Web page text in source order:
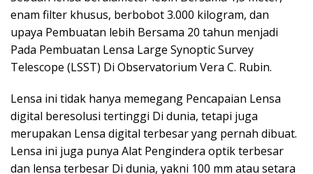
enam filter khusus, berbobot 3.000 kilogram, dan
upaya Pembuatan lebih Bersama 20 tahun menjadi
Pada Pembuatan Lensa Large Synoptic Survey
Telescope (LSST) Di Observatorium Vera C. Rubin.
Lensa ini tidak hanya memegang Pencapaian Lensa
digital beresolusi tertinggi Di dunia, tetapi juga
merupakan Lensa digital terbesar yang pernah dibuat.
Lensa ini juga punya Alat Pengindera optik terbesar
dan lensa terbesar Di dunia, yakni 100 mm atau setara